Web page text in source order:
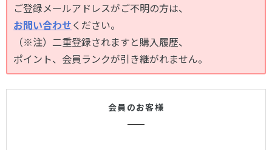
ご登録メールアドレスがご不明の方は、
お問い合わせください。
（※注）二重登録されますと購入履歴、
ポイント、会員ランクが引き継がれません。
会員のお客様